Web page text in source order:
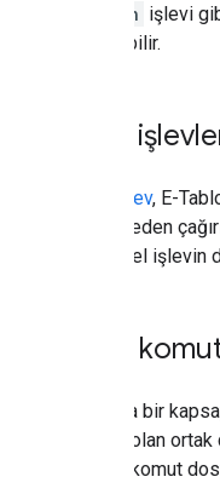
onOpen işlevi
kullanabilir.
Özel
Özel işlev, E-
bir hücreden
fark, özel işlevin
Bağlı
Yalnızca bir
erişimi olan
olur ve komut